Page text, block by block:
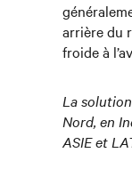
arrière du
froide à
La
Nord, en
ASIE et